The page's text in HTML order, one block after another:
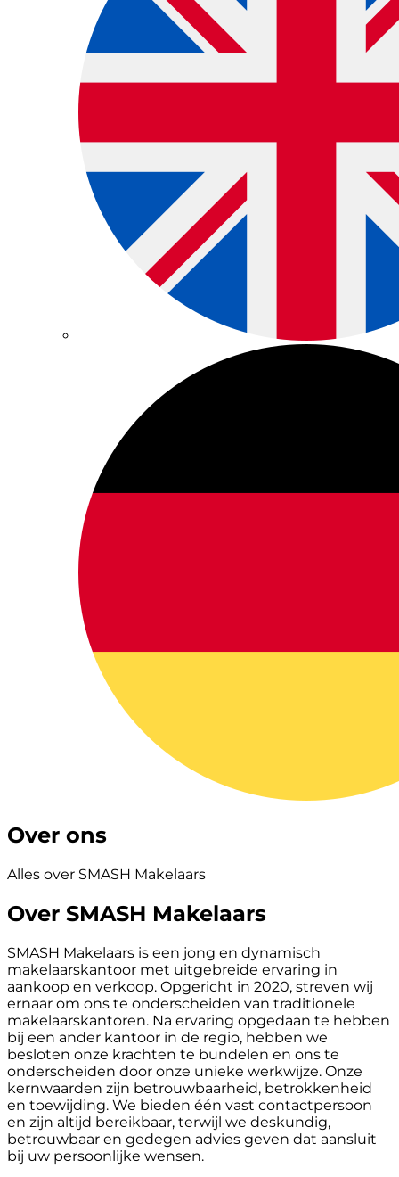
Over ons
Alles over SMASH Makelaars
Over SMASH Makelaars
SMASH Makelaars is een jong en dynamisch
makelaarskantoor met uitgebreide ervaring in
aankoop en verkoop. Opgericht in 2020, streven wij
ernaar om ons te onderscheiden van traditionele
makelaarskantoren. Na ervaring opgedaan te hebben
bij een ander kantoor in de regio, hebben we
besloten onze krachten te bundelen en ons te
onderscheiden door onze unieke werkwijze. Onze
kernwaarden zijn betrouwbaarheid, betrokkenheid
en toewijding. We bieden één vast contactpersoon
en zijn altijd bereikbaar, terwijl we deskundig,
betrouwbaar en gedegen advies geven dat aansluit
bij uw persoonlijke wensen.